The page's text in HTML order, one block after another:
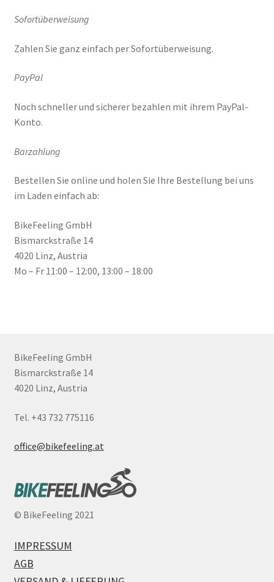
Sofortüberweisung
Zahlen Sie ganz einfach per Sofortüberweisung.
PayPal
Noch schneller und sicherer bezahlen mit ihrem PayPal-
Konto.
Barzahlung
Bestellen Sie online und holen Sie Ihre Bestellung bei uns
im Laden einfach ab:
BikeFeeling GmbH
Bismarckstraße 14
4020 Linz, Austria
Mo – Fr 11:00 – 12:00, 13:00 – 18:00
BikeFeeling GmbH
Bismarckstraße 14
4020 Linz, Austria
Tel. +43 732 775116
office@bikefeeling.at
© BikeFeeling 2021
IMPRESSUM
AGB